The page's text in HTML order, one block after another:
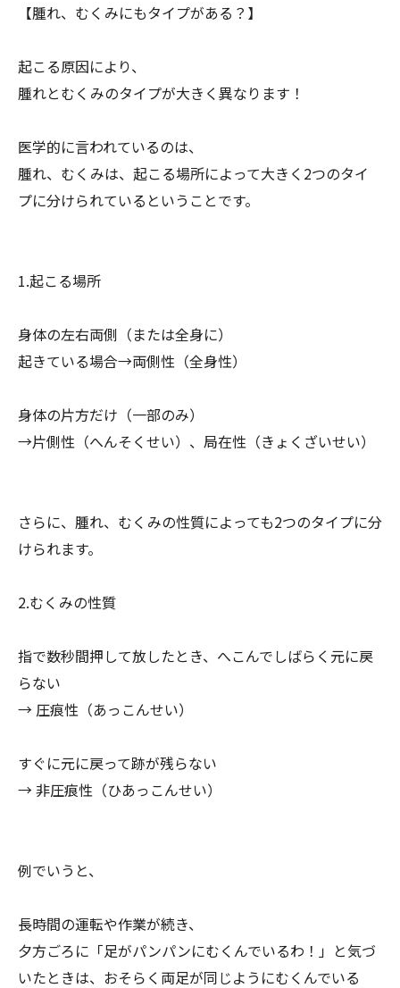
【腫れ、むくみにもタイプがある？】
起こる原因により、
腫れとむくみのタイプが大きく異なります！
医学的に言われているのは、
腫れ、むくみは、起こる場所によって大きく2つのタイ
プに分けられているということです。
1.起こる場所
身体の左右両側（または全身に）
起きている場合→両側性（全身性）
身体の片方だけ（一部のみ）
→片側性（へんそくせい）、局在性（きょくざいせい）
さらに、腫れ、むくみの性質によっても2つのタイプに分
けられます。
2.むくみの性質
指で数秒間押して放したとき、へこんでしばらく元に戻
らない
→ 圧痕性（あっこんせい）
すぐに元に戻って跡が残らない
→ 非圧痕性（ひあっこんせい）
例でいうと、
長時間の運転や作業が続き、
夕方ごろに「足がパンパンにむくんでいるわ！」 と気づ
いたときは、おそらく両足が同じようにむくんでいる